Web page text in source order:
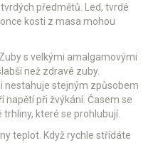
předmětů. Led, tvrdé
kosti z masa mohou
s velkými amalgamovými
než zdravé zuby.
nestahuje stejným způsobem
napětí při žvýkání. Časem se
které se prohlubují.
teplot. Když rychle střídáte